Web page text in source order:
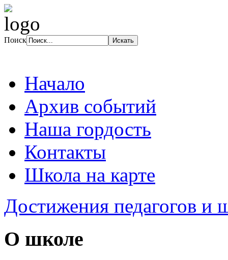
Поиск
Начало
Архив событий
Наша гордость
Контакты
Школа на карте
Достижения педагогов и
О школе